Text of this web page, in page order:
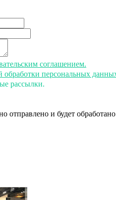
соглашением.
обработки персональных
рассылки.
отправлено и будет